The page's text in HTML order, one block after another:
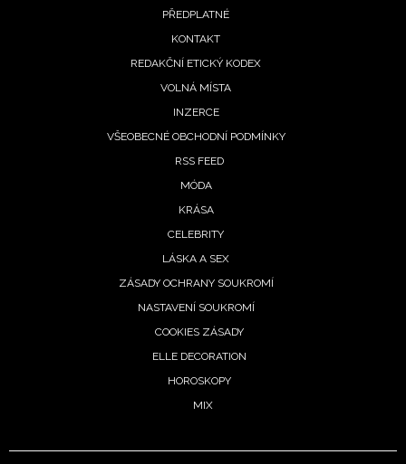
PŘEDPLATNÉ
KONTAKT
REDAKČNÍ ETICKÝ KODEX
VOLNÁ MÍSTA
INZERCE
VŠEOBECNÉ OBCHODNÍ PODMÍNKY
RSS FEED
MÓDA
KRÁSA
CELEBRITY
LÁSKA A SEX
ZÁSADY OCHRANY SOUKROMÍ
NASTAVENÍ SOUKROMÍ
COOKIES ZÁSADY
ELLE DECORATION
HOROSKOPY
MIX